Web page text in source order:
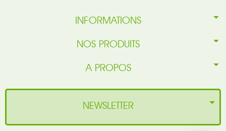
INFORMATIONS
NOS PRODUITS
A PROPOS
NEWSLETTER